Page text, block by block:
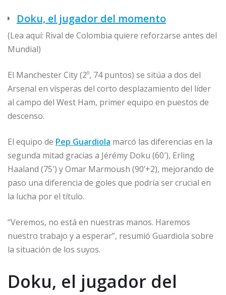
Doku, el jugador del momento
(Lea aquí: Rival de Colombia quiere reforzarse antes del
Mundial)
El Manchester City (2º, 74 puntos) se sitúa a dos del
Arsenal en vísperas del corto desplazamiento del líder
al campo del West Ham, primer equipo en puestos de
descenso.
El equipo de Pep Guardiola marcó las diferencias en la
segunda mitad gracias a Jérémy Doku (60′), Erling
Haaland (75′) y Omar Marmoush (90’+2), mejorando de
paso una diferencia de goles que podría ser crucial en
la lucha por el título.
“Veremos, no está en nuestras manos. Haremos
nuestro trabajo y a esperar”, resumió Guardiola sobre
la situación de los suyos.
Doku, el jugador del